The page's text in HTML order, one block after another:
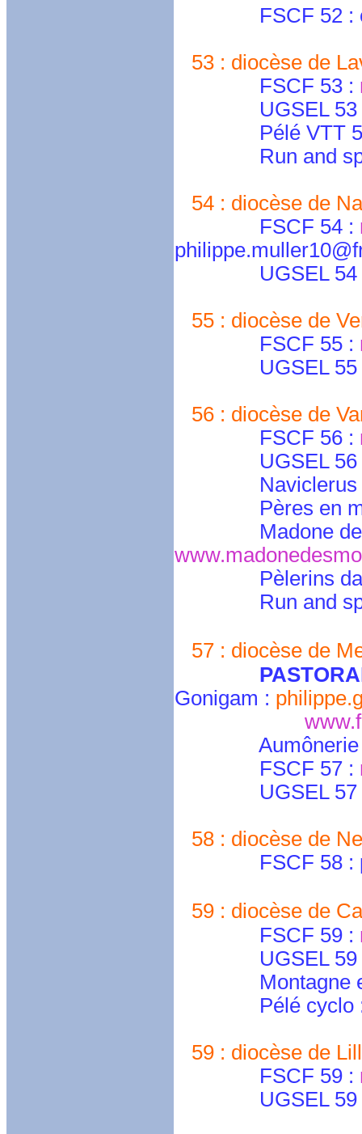
FSCF 52 :
53 : diocèse de
FSCF 53 :
UGSEL 53
Pélé VTT
Run and spi
54 : diocèse de
FSCF 54 :
UGSEL 54
55 : diocèse de
FSCF 55 :
UGSEL 55 :
56 : diocèse de
FSCF 56 :
UGSEL 56
Naviclerus
Pères en
Madone
Pèlerins
Run and
57 : diocèse de
Gonigam :
FSCF 57 :
UGSEL 57
58 : diocèse de
FSCF 58 :
59 : diocèse de
FSCF 59 :
UGSEL 59
Montagne et
Pélé cyclo
59 : diocèse de
FSCF 59 :
UGSEL 59